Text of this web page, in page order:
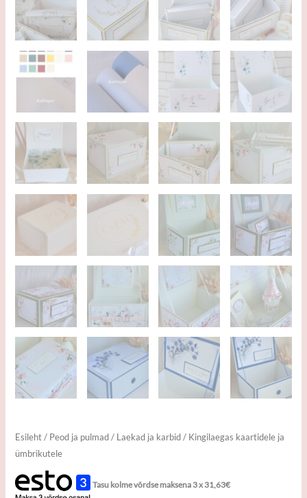
Esileht/ Peod ja pulmad/ Laekad ja karbid/ Kingilaegas kaartidele ja
ümbrikutele
Tasu kolme võrdse maksena 3 x31,63€